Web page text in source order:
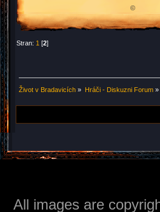
©
Stran: 1 [2]
Život v Bradavicích » Hráči - Diskuzni Forum»
All images are